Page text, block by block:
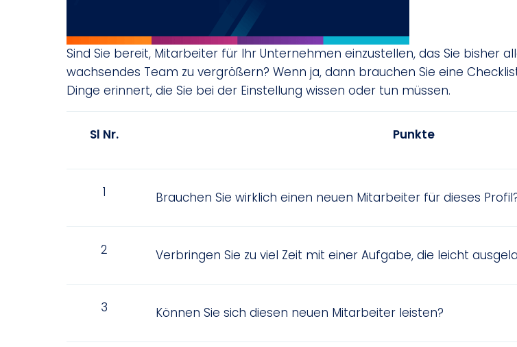
Sind Sie bereit, Mitarbeiter für Ihr Unternehmen einzustellen, das Sie bisher
wachsendes Team zu vergrößern? Wenn ja, dann brauchen Sie eine
Dinge erinnert, die Sie bei der Einstellung wissen oder tun müssen.
Sl Nr. Punkte
1 Brauchen Sie wirklich einen neuen Mitarbeiter für dieses
2 Verbringen Sie zu viel Zeit mit einer Aufgabe, die leicht
3 Können Sie sich diesen neuen Mitarbeiter leisten?